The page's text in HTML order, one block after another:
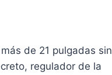
de 21 pulgadas sin
regulador de la